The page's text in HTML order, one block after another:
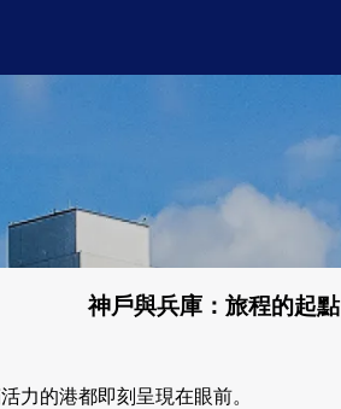
神戶與兵庫：旅程的起點
力的港都即刻呈現在眼前。